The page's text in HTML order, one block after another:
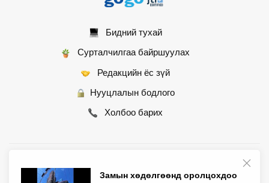
Замын хөдөлгөөнд оролцохдоо
Бидний тухай
Сурталчилгаа байршуулах
Редакцийн ёс зүй
Нууцлалын бодлого
Холбоо барих
© 2007 - 2026 Монгол Контент ХХК • Бүх эрх хуулиар хамгаалагдсан